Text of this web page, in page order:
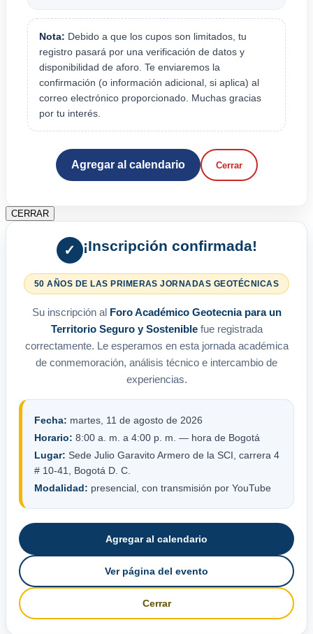
Nota: Debido a que los cupos son limitados, tu
registro pasará por una verificación de datos y
disponibilidad de aforo. Te enviaremos la
confirmación (o información adicional, si aplica) al
correo electrónico proporcionado. Muchas gracias
por tu interés.
Agregar al calendario Cerrar
CERRAR
✓ ¡Inscripción confirmada!
50 AÑOS DE LAS PRIMERAS JORNADAS GEOTÉCNICAS
Su inscripción al Foro Académico Geotecnia para un
Territorio Seguro y Sosteniblefue registrada
correctamente. Le esperamos en esta jornada académica
de conmemoración, análisis técnico e intercambio de
experiencias.
Fecha: martes, 11 de agosto de 2026
Horario: 8:00 a. m. a 4:00 p. m. — hora de Bogotá
Lugar: Sede Julio Garavito Armero de la SCI, carrera 4
# 10-41, Bogotá D. C.
Modalidad: presencial, con transmisión por YouTube
Agregar al calendario
Ver página del evento
Cerrar